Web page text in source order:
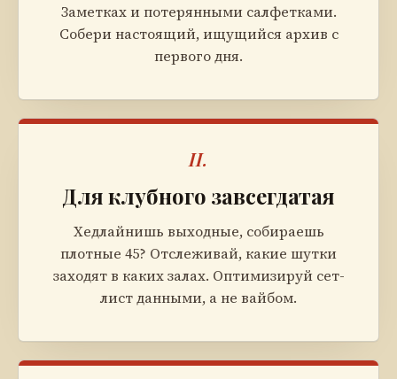
Заметках и потерянными салфетками.
Собери настоящий, ищущийся архив с
первого дня.
II.
Для клубного завсегдатая
Хедлайнишь выходные, собираешь
плотные 45? Отслеживай, какие шутки
заходят в каких залах. Оптимизируй сет-
лист данными, а не вайбом.